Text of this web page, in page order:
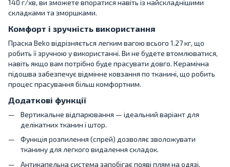
140 г/хв, ви зможете впоратися навіть із найскладнішими
складками та зморшками.
Комфорт і зручність використання
Праска Beko відрізняється легким вагою всього 1.27 кг, що
робить її зручною у використанні. Ви не будете втомлюватися,
навіть якщо вам потрібно буде прасувати довго. Керамічна
підошва забезпечує відмінне ковзання по тканині, що робить
процес прасування більш комфортним.
Додаткові функції
Вертикальне відпарювання — ідеальний варіант для
делікатних тканин і штор.
Функція розпилення (спрей) дозволяє зволожувати
тканину для легкого видалення складок.
Антикапельна система запобігає появі плям на одязі.